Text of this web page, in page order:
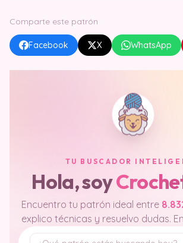
Comparte este patrón
Facebook X WhatsApp
TU BUSCADOR
Hola, soy
Encuentro tu patrón ideal entre
explico técnicas y resuelvo dudas.